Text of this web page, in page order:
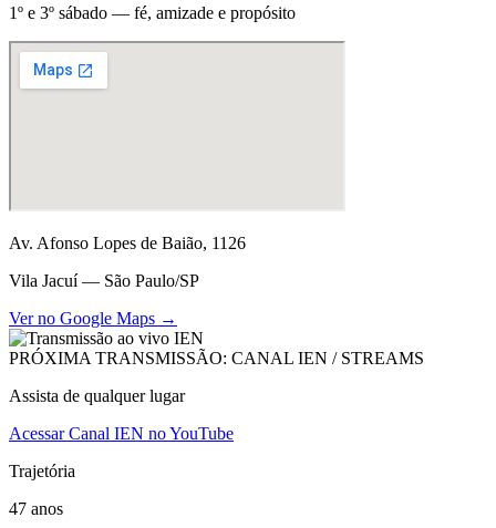
1º e 3º sábado — fé, amizade e propósito
Av. Afonso Lopes de Baião, 1126
Vila Jacuí — São Paulo/SP
Ver no Google Maps →
PRÓXIMA TRANSMISSÃO: CANAL IEN / STREAMS
Assista de qualquer lugar
Acessar Canal IEN no YouTube
Trajetória
47 anos